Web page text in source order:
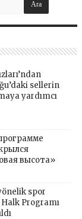
sellerin
yardımcı
высота»
spor
Programı